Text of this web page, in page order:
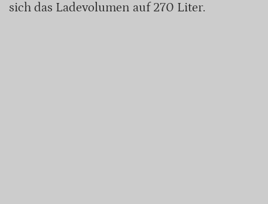
sich das Ladevolumen auf 270 Liter.